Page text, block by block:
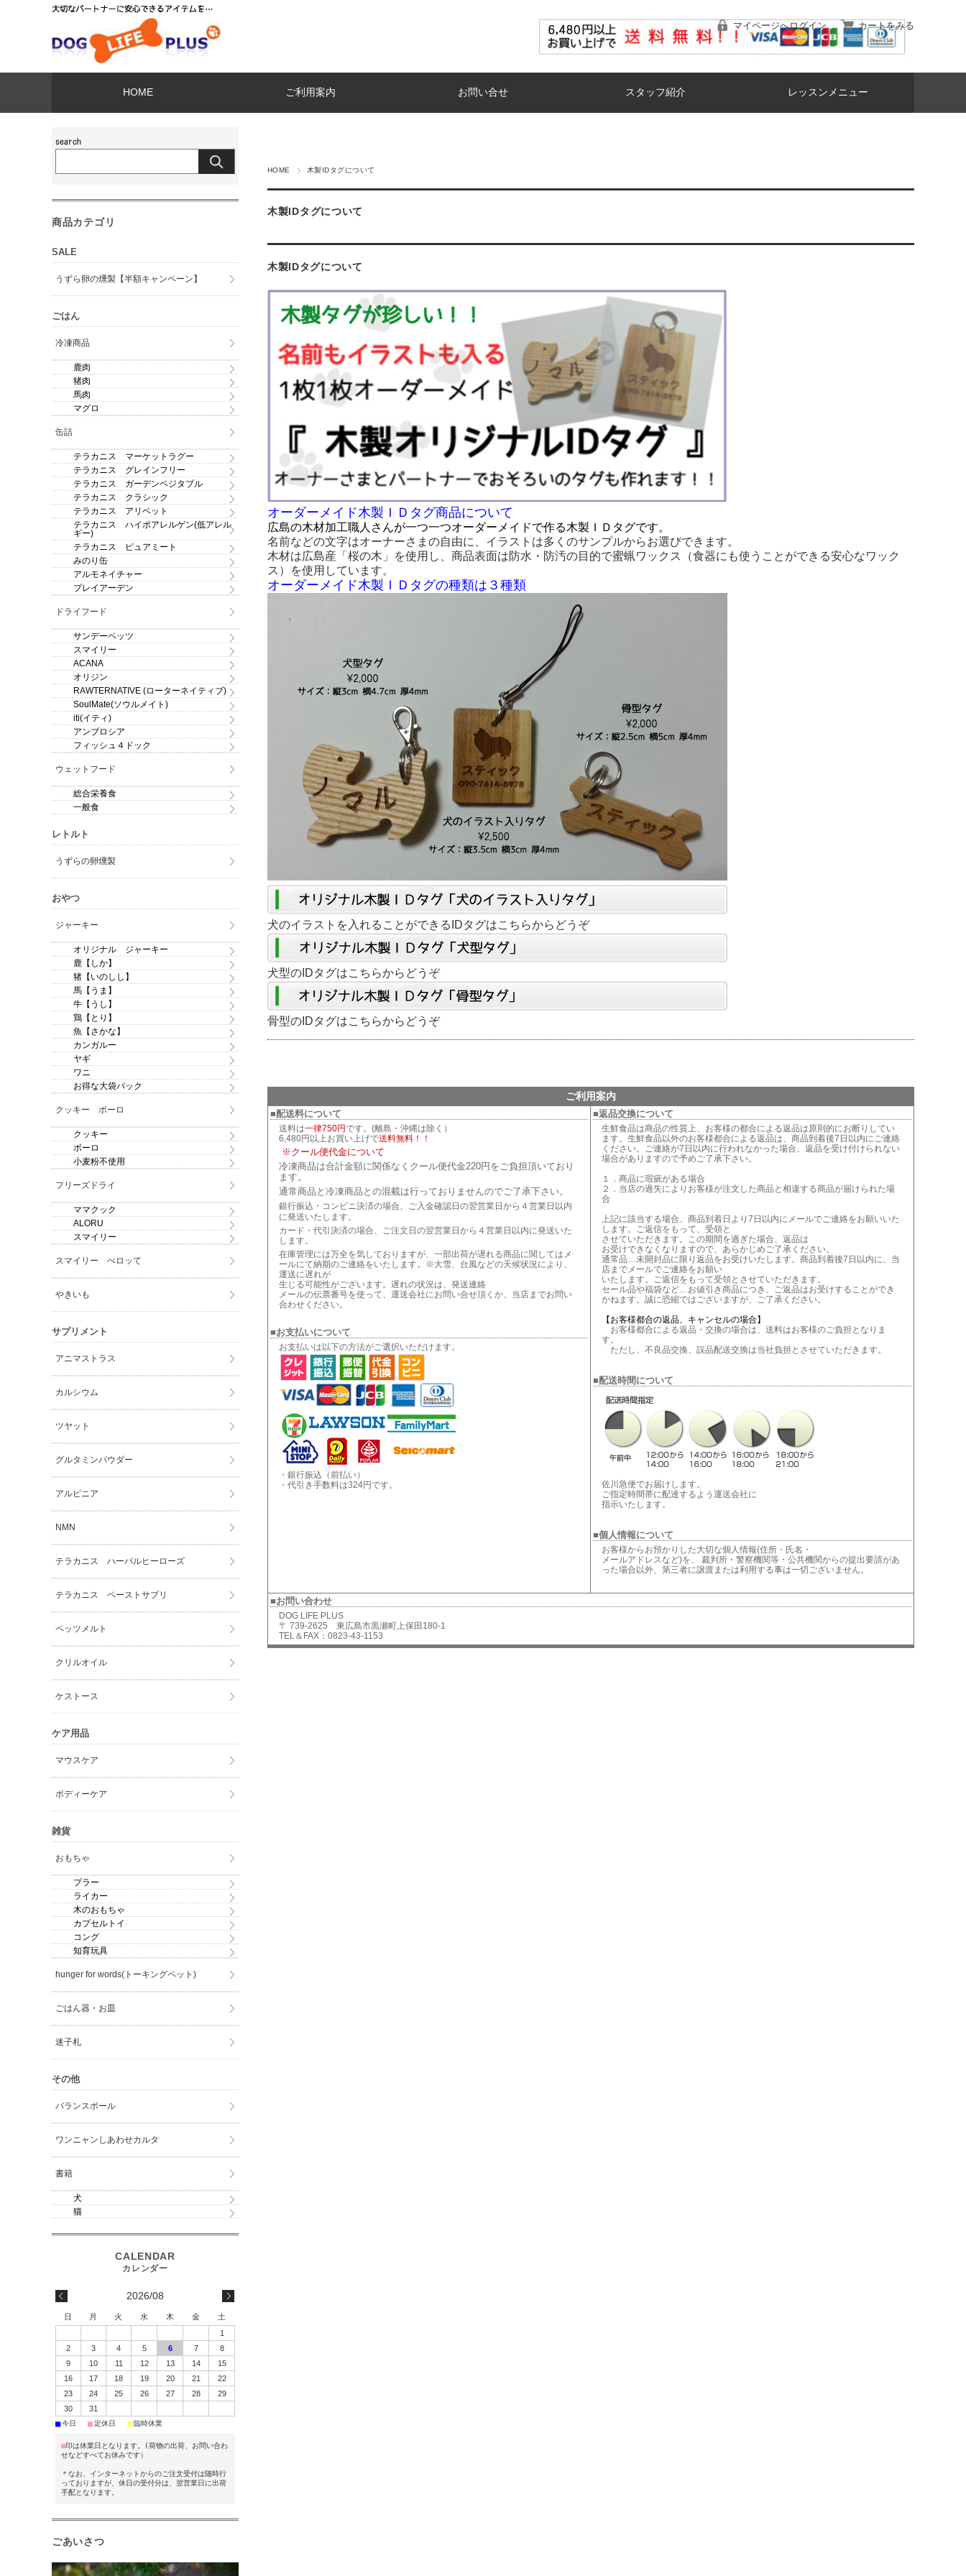
マイページへログイン カートをみる
HOME ご利用案内 お問い合せ スタッフ紹介 レッスンメニュー
HOME 木製IDタグについて
木製IDタグについて
木製IDタグについて
オーダーメイド木製ＩＤタグ商品について
広島の木材加工職人さんが一つ一つオーダーメイドで作る木製ＩＤタグです。
名前などの文字はオーナーさまの自由に、イラストは多くのサンプルからお選びできます。
木材は広島産「桜の木」を使用し、商品表面は防水・防汚の目的で蜜蝋ワックス（食器にも使うことができる安心なワック
ス）を使用しています。
オーダーメイド木製ＩＤタグの種類は３種類
犬のイラストを入れることができるIDタグはこちらからどうぞ
犬型のIDタグはこちらからどうぞ
骨型のIDタグはこちらからどうぞ
ご利用案内
■配送料について
送料は一律750円です。(離島・沖縄は除く）
6,480円以上お買い上げで送料無料！！
※クール便代金について
冷凍商品は合計金額に関係なくクール便代金220円をご負担頂いており
ます。
通常商品と冷凍商品との混載は行っておりませんのでご了承下さい。
銀行振込・コンビニ決済の場合、ご入金確認日の翌営業日から４営業日以内
に発送いたします。
カード・代引決済の場合、ご注文日の翌営業日から４営業日以内に発送いた
します。
在庫管理には万全を気しておりますが、一部出荷が遅れる商品に関してはメ
ールにて納期のご連絡をいたします。※大雪、台風などの天候状況により、
運送に遅れが
生じる可能性がございます。遅れの状況は、発送連絡
メールの伝票番号を使って、運送会社にお問い合せ頂くか、当店までお問い
合わせください。
■お支払いについて
お支払いは以下の方法がご選択いただけます。
・銀行振込（前払い）
・代引き手数料は324円です。
■返品交換について
生鮮食品は商品の性質上、お客様の都合による返品は原則的にお断りしてい
ます。生鮮食品以外のお客様都合による返品は、商品到着後7日以内にご連絡
ください。ご連絡が7日以内に行われなかった場合、返品を受け付けられない
場合がありますので予めご了承下さい。
１．商品に瑕疵がある場合
２．当店の過失によりお客様が注文した商品と相違する商品が届けられた場
合
上記に該当する場合、商品到着日より7日以内にメールでご連絡をお願いいた
します。ご返信をもって、受領と
させていただきます。この期間を過ぎた場合、返品は
お受けできなくなりますので、あらかじめご了承ください。
通常品…未開封品に限り返品をお受けいたします。商品到着後7日以内に、当
店までメールでご連絡をお願い
いたします。ご返信をもって受領とさせていただきます。
セール品や福袋など…お値引き商品につき、ご返品はお受けすることができ
かねます。誠に恐縮ではございますが、ご了承ください。
【お客様都合の返品、キャンセルの場合】
お客様都合による返品・交換の場合は、送料はお客様のご負担となりま
す。
ただし、不良品交換、誤品配送交換は当社負担とさせていただきます。
■配送時間について
佐川急便でお届けします。
ご指定時間帯に配達するよう運送会社に
指示いたします。
■個人情報について
お客様からお預かりした大切な個人情報(住所・氏名・
メールアドレスなど)を、 裁判所・警察機関等・公共機関からの提出要請があ
った場合以外、第三者に譲渡または利用する事は一切ございません。
■お問い合わせ
DOG LIFE PLUS
〒 739-2625 東広島市黒瀬町上保田180-1
TEL＆FAX：0823-43-1153
商品カテゴリ
SALE
うずら卵の燻製【半額キャンペーン】
ごはん
冷凍商品
鹿肉
猪肉
馬肉
マグロ
缶詰
テラカニス マーケットラグー
テラカニス グレインフリー
テラカニス ガーデンベジタブル
テラカニス クラシック
テラカニス アリベット
テラカニス ハイポアレルゲン(低アレル
ギー)
テラカニス ピュアミート
みのり缶
アルモネイチャー
プレイアーデン
ドライフード
サンデーペッツ
スマイリー
ACANA
オリジン
RAWTERNATIVE (ローターネイティブ)
SoulMate(ソウルメイト)
iti(イティ)
アンブロシア
フィッシュ４ドック
ウェットフード
総合栄養食
一般食
レトルト
うずらの卵燻製
おやつ
ジャーキー
オリジナル ジャーキー
鹿【しか】
猪【いのしし】
馬【うま】
牛【うし】
鶏【とり】
魚【さかな】
カンガルー
ヤギ
ワニ
お得な大袋パック
クッキー ボーロ
クッキー
ボーロ
小麦粉不使用
フリーズドライ
ママクック
ALORU
スマイリー
スマイリー ぺロッて
やきいも
サプリメント
アニマストラス
カルシウム
ツヤット
グルタミンパウダー
アルピニア
NMN
テラカニス ハーバルヒーローズ
テラカニス ペーストサプリ
ペッツメルト
クリルオイル
ケストース
ケア用品
マウスケア
ボディーケア
雑貨
おもちゃ
プラー
ライカー
木のおもちゃ
カプセルトイ
コング
知育玩具
hunger for words(トーキングペット)
ごはん器・お皿
迷子札
その他
バランスボール
ワンニャンしあわせカルタ
書籍
犬
猫
2026/08
日 月 火 水 木 金
土
1
2
3 4 5 6 7
8
9
10 11 12 13 14
15
16
17 18 19 20 21
22
23
24 25 26 27 28
29
30
31
■今日 ■定休日 ■臨時休業
■印は休業日となります。(荷物の出荷、お問い合わ
せなどすべてお休みです）
＊なお、インターネットからのご注文受付は随時行
っておりますが、休日の受付分は、翌営業日に出荷
手配となります。
ごあいさつ